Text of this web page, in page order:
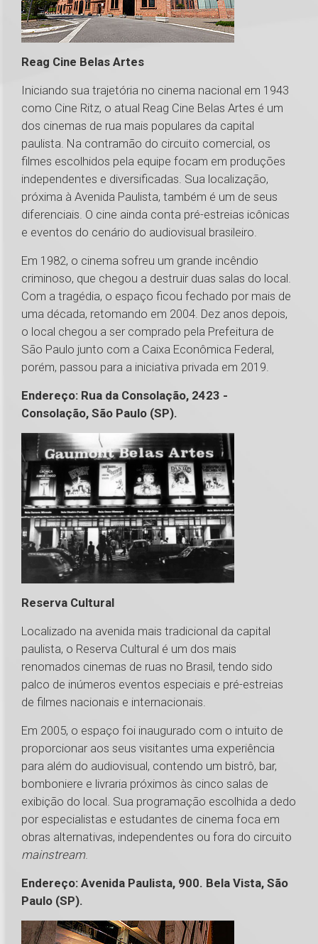
Reag Cine Belas Artes
Iniciando sua trajetória no cinema nacional em 1943
como Cine Ritz, o atual Reag Cine Belas Artes é um
dos cinemas de rua mais populares da capital
paulista. Na contramão do circuito comercial, os
filmes escolhidos pela equipe focam em produções
independentes e diversificadas. Sua localização,
próxima à Avenida Paulista, também é um de seus
diferenciais. O cine ainda conta pré-estreias icônicas
e eventos do cenário do audiovisual brasileiro.
Em 1982, o cinema sofreu um grande incêndio
criminoso, que chegou a destruir duas salas do local.
Com a tragédia, o espaço ficou fechado por mais de
uma década, retomando em 2004. Dez anos depois,
o local chegou a ser comprado pela Prefeitura de
São Paulo junto com a Caixa Econômica Federal,
porém, passou para a iniciativa privada em 2019.
Endereço: Rua da Consolação, 2423 -
Consolação, São Paulo (SP).
Reserva Cultural
Localizado na avenida mais tradicional da capital
paulista, o Reserva Cultural é um dos mais
renomados cinemas de ruas no Brasil, tendo sido
palco de inúmeros eventos especiais e pré-estreias
de filmes nacionais e internacionais.
Em 2005, o espaço foi inaugurado com o intuito de
proporcionar aos seus visitantes uma experiência
para além do audiovisual, contendo um bistrô, bar,
bomboniere e livraria próximos às cinco salas de
exibição do local. Sua programação escolhida a dedo
por especialistas e estudantes de cinema foca em
obras alternativas, independentes ou fora do circuito
mainstream.
Endereço: Avenida Paulista, 900. Bela Vista, São
Paulo (SP).